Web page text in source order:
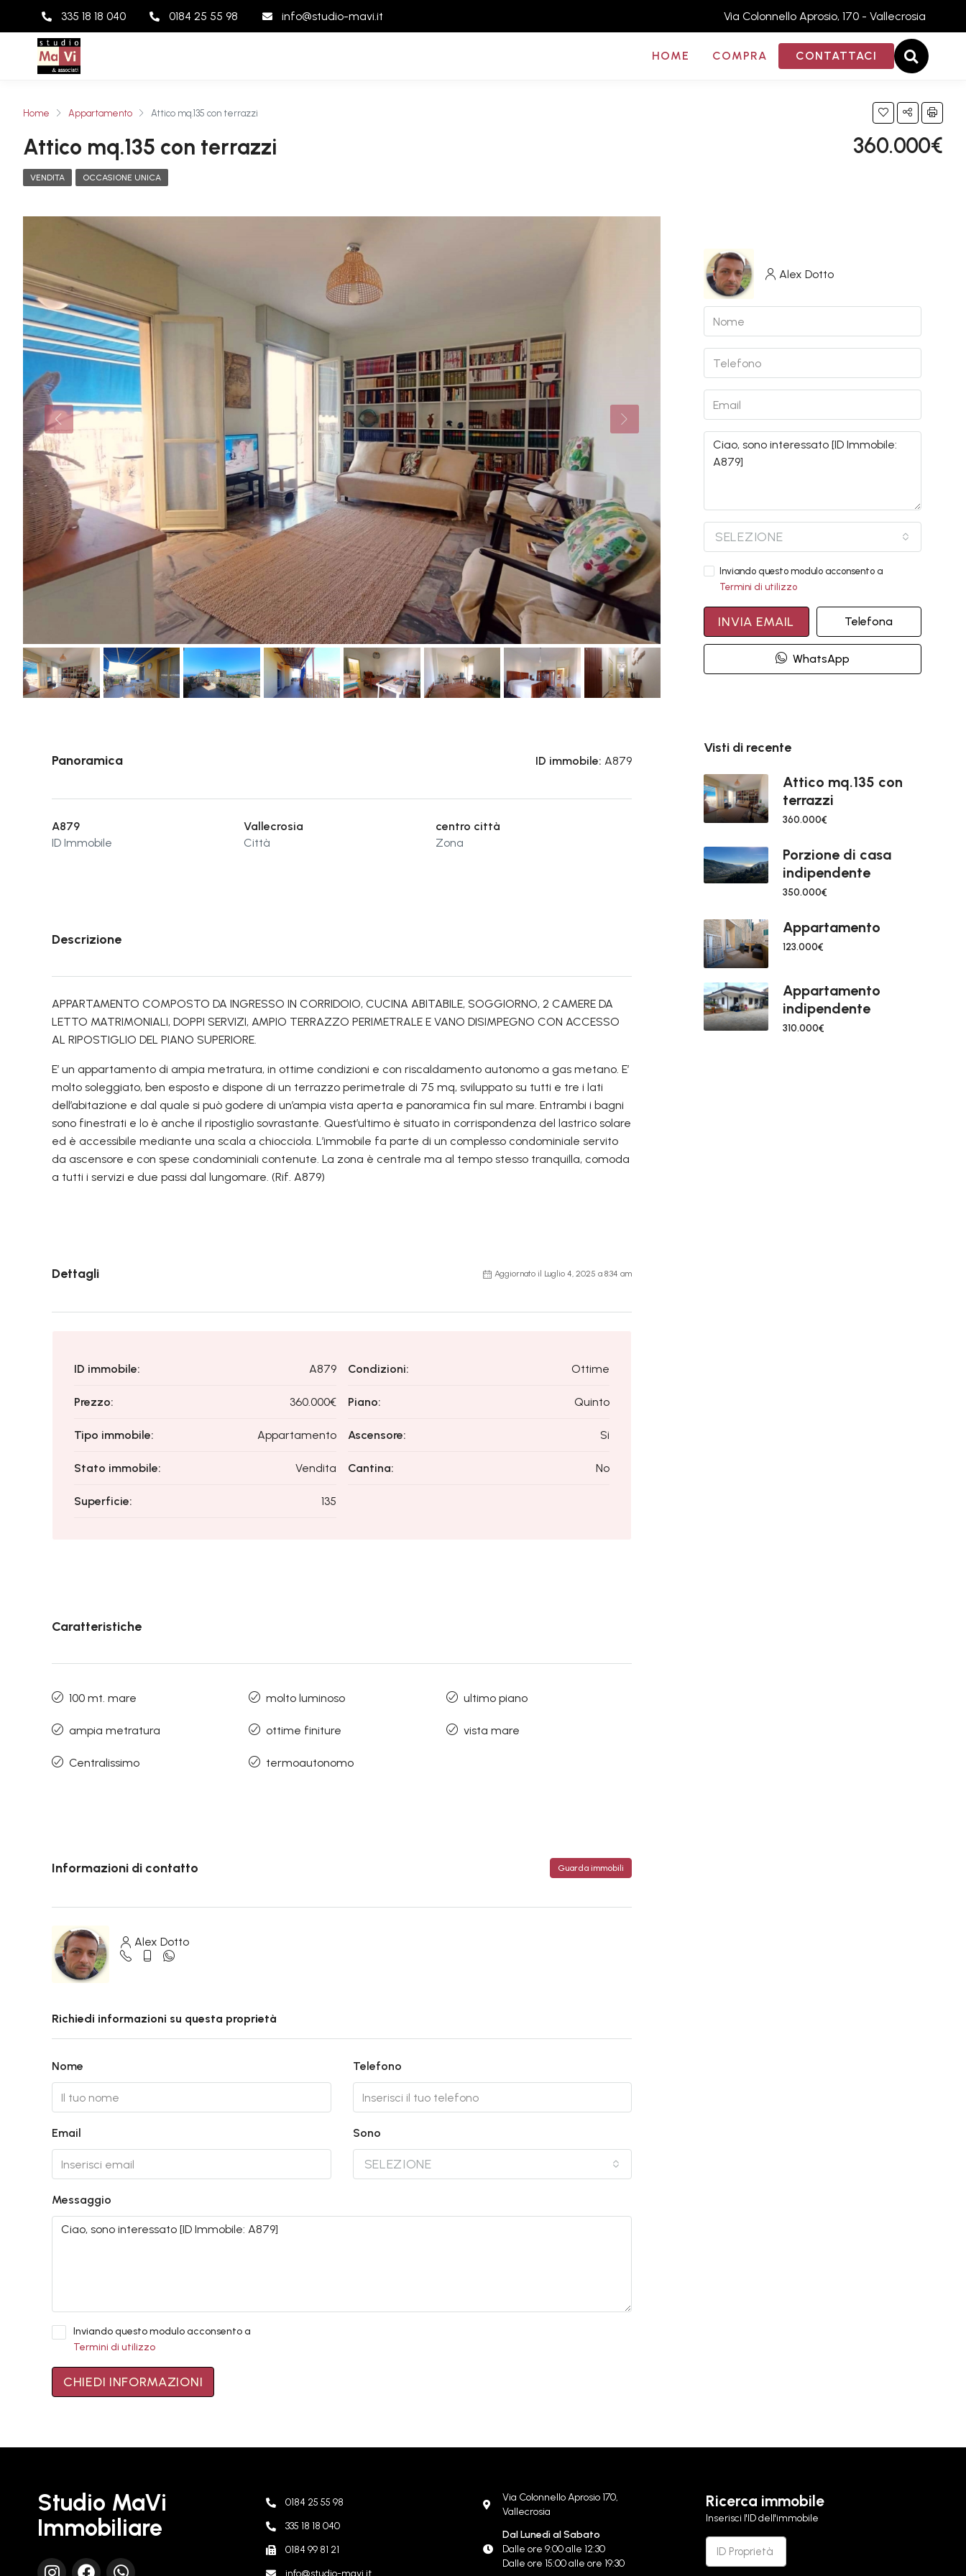
335 18 18 040 0184 25 55 98 info@studio-mavi.it Via Colonnello Aprosio, 170 - Vallecrosia
HOME COMPRA CONTATTACI
Home Appartamento Attico mq.135 con terrazzi
Attico mq.135 con terrazzi 360.000€
VENDITA OCCASIONE UNICA
Panoramica ID immobile: A879
A879
ID Immobile
Vallecrosia
Città
centro città
Zona
Descrizione
APPARTAMENTO COMPOSTO DA INGRESSO IN CORRIDOIO, CUCINA ABITABILE, SOGGIORNO, 2 CAMERE DA
LETTO MATRIMONIALI, DOPPI SERVIZI, AMPIO TERRAZZO PERIMETRALE E VANO DISIMPEGNO CON ACCESSO
AL RIPOSTIGLIO DEL PIANO SUPERIORE.
E’ un appartamento di ampia metratura, in ottime condizioni e con riscaldamento autonomo a gas metano. E’
molto soleggiato, ben esposto e dispone di un terrazzo perimetrale di 75 mq, sviluppato su tutti e tre i lati
dell’abitazione e dal quale si può godere di un’ampia vista aperta e panoramica fin sul mare. Entrambi i bagni
sono finestrati e lo è anche il ripostiglio sovrastante. Quest’ultimo è situato in corrispondenza del lastrico solare
ed è accessibile mediante una scala a chiocciola. L’immobile fa parte di un complesso condominiale servito
da ascensore e con spese condominiali contenute. La zona è centrale ma al tempo stesso tranquilla, comoda
a tutti i servizi e due passi dal lungomare. (Rif. A879)
Dettagli Aggiornato il Luglio 4, 2025 a 8:34 am
ID immobile: A879
Prezzo: 360.000€
Tipo immobile: Appartamento
Stato immobile: Vendita
Superficie: 135
Condizioni: Ottime
Piano: Quinto
Ascensore: Si
Cantina: No
Caratteristiche
100 mt. mare
ampia metratura
Centralissimo
molto luminoso
ottime finiture
termoautonomo
ultimo piano
vista mare
Informazioni di contatto Guarda immobili
Alex Dotto
Richiedi informazioni su questa proprietà
Nome Telefono
Email Sono
SELEZIONE
Messaggio
Inviando questo modulo acconsento a
Termini di utilizzo
CHIEDI INFORMAZIONI
Alex Dotto
SELEZIONE
Inviando questo modulo acconsento a
Termini di utilizzo
INVIA EMAIL Telefona
WhatsApp
Visti di recente
Attico mq.135 con
terrazzi
360.000€
Porzione di casa
indipendente
350.000€
Appartamento
123.000€
Appartamento
indipendente
310.000€
Studio MaVi
Immobiliare
0184 25 55 98
335 18 18 040
0184 99 81 21
info@studio-mavi.it
Via Colonnello Aprosio 170,
Vallecrosia
Dal Lunedì al Sabato
Dalle ore 9:00 alle 12:30
Dalle ore 15:00 alle ore 19:30
Ricerca immobile
Inserisci l'ID dell'immobile